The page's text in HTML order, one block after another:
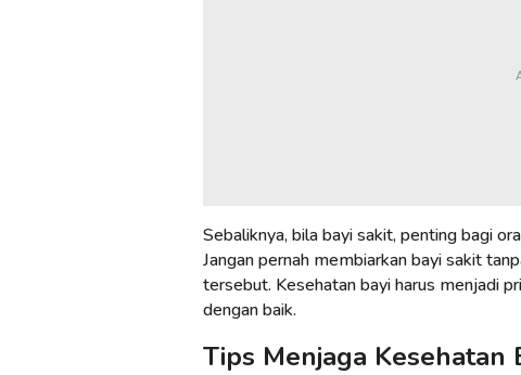
Sebaliknya, bila bayi sakit, penting bagi
Jangan pernah membiarkan bayi sakit
tersebut. Kesehatan bayi harus menjadi
dengan baik.
Tips Menjaga Kesehatan